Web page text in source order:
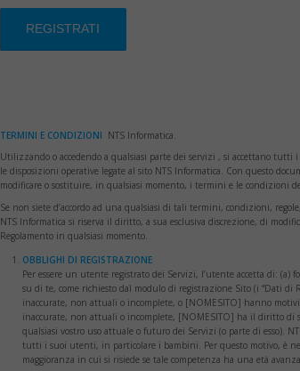
TERMINI E CONDIZIONI NTS Informatica.
Utilizzando o accedendo a qualsiasi parte dei servizi , si accettano
le disposizioni operative legate al sito NTS Informatica. Con questo
modificare o sostituire, in qualsiasi momento, i termini e le condizioni
Se non siete d’accordo ad una qualsiasi di tali termini, condizioni,
NTS Informatica si riserva il diritto, a sua esclusiva discrezione, di
Regolamento in qualsiasi momento.
OBBLIGHI DI REGISTRAZIONE
Per essere un utente registrato dei Servizi, l’utente accetta di:
su di te, come richiesto dal modulo di registrazione Sito (i “Dati di
inaccurate, non attuali o incomplete, o [NOMESITO] hanno
inaccurate, non attuali o incomplete, [NOMESITO] ha il diritto
qualsiasi vostro uso attuale o futuro dei Servizi (o parte di esso).
tutti i suoi utenti, in particolare i bambini. Per questo motivo, è
maggioranza in cui si risiede se tale competenza ha una età